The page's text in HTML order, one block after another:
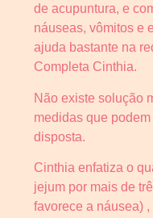
de acupuntura, e
náuseas, vômitos e
ajuda bastante na
Completa Cinthia.
Não existe solução
medidas que
disposta.
Cinthia enfatiza o
jejum por mais de
favorece a náusea)